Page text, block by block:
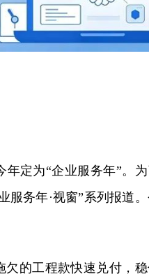
年定为“企业服务年”。
服务年·视窗”系列报道
欠的工程款快速兑付，